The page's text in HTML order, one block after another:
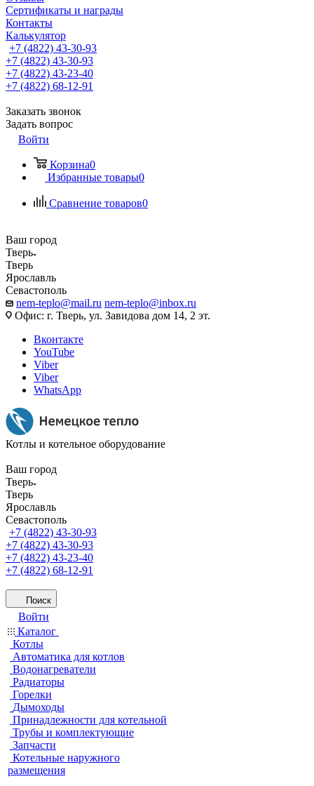
Сертификаты и награды
Контакты
Калькулятор
+7 (4822) 43-30-93
+7 (4822) 43-30-93
+7 (4822) 43-23-40
+7 (4822) 68-12-91
Заказать звонок
Задать вопрос
Войти
Корзина0
Избранные товары0
Сравнение товаров0
Ваш город
Тверь
Тверь
Ярославль
Севастополь
nem-teplo@mail.ru nem-teplo@inbox.ru
Офис: г. Тверь, ул. Завидова дом 14, 2 эт.
Вконтакте
YouTube
Viber
Viber
WhatsApp
Котлы и котельное оборудование
Ваш город
Тверь
Тверь
Ярославль
Севастополь
+7 (4822) 43-30-93
+7 (4822) 43-30-93
+7 (4822) 43-23-40
+7 (4822) 68-12-91
Поиск
Войти
Каталог
Котлы
Автоматика для котлов
Водонагреватели
Радиаторы
Горелки
Дымоходы
Принадлежности для котельной
Трубы и комплектующие
Запчасти
Котельные наружного
размещения